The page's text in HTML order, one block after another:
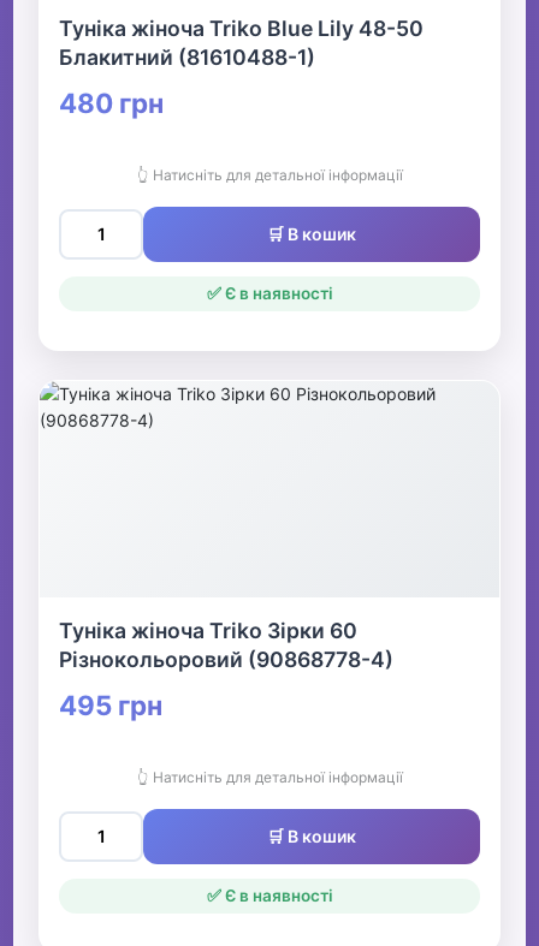
Туніка жіноча Triko Blue Lily 48-50
Блакитний (81610488-1)
480 грн
👆 Натисніть для детальної інформації
🛒 В кошик
✅ Є в наявності
Туніка жіноча Triko Зірки 60
Різнокольоровий (90868778-4)
495 грн
👆 Натисніть для детальної інформації
🛒 В кошик
✅ Є в наявності